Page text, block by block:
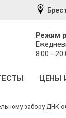
Брест
Режим
8:00 -
ЦЕНЫ
забору ДНК